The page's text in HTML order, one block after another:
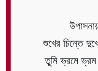
শুখের চিন্তে
তুমি ভ্রমে ভ্রম